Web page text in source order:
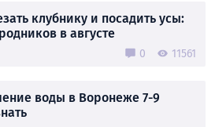
клубнику и посадить усы:
в августе
0 11561
воды в Воронеже 7-9